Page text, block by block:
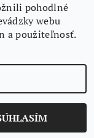
cookies
pohodlné
webu
a použiteľnosť.